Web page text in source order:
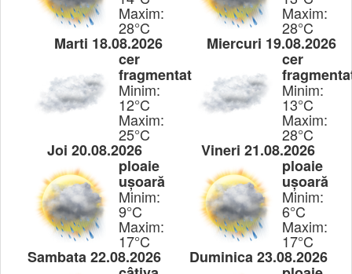
Maxim:
28°C
Maxim:
28°C
Marti 18.08.2026
cer
fragmentat
Minim:
12°C
Maxim:
25°C
Miercuri 19.08.2026
cer
Minim:
13°C
Maxim:
28°C
Joi 20.08.2026
ploaie
ușoară
Minim:
9°C
Maxim:
17°C
Vineri 21.08.2026
ploaie
ușoară
Minim:
6°C
Maxim:
17°C
Sambata 22.08.2026 Duminica 23.08.2026